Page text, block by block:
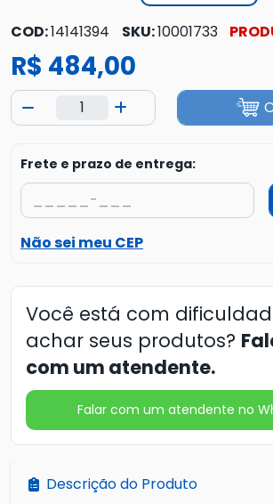
COD:14141394 SKU:10001733
R$ 484,00
Frete e prazo de entrega:
Não sei meu CEP
Você está com
achar seus produtos?
com um atendente.
Falar com um atendente no
Descrição do Produto